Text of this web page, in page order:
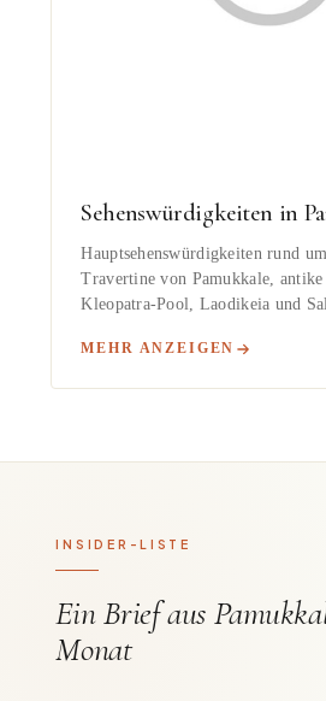
Sehenswürdigkeiten in
Hauptsehenswürdigkeiten rund
Travertine von Pamukkale,
Kleopatra-Pool, Laodikeia und
MEHR ANZEIGEN
INSIDER-LISTE
Ein Brief aus
Monat